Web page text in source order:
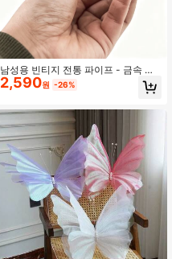
남성용 빈티지 전통 파이프 - 금속 파
이프 볼, 담배 및 연초 겸용, 분리형 휴
대용 디자인, 그를 위한 완벽한 선물
2,590원 -26%